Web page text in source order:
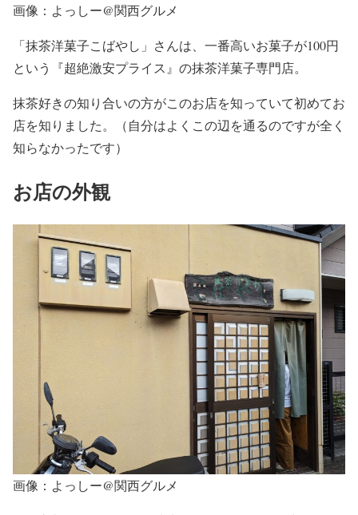
画像：よっしー@関西グルメ
「抹茶洋菓子こばやし」さんは、一番高いお菓子が100円
という『超絶激安プライス』の抹茶洋菓子専門店。
抹茶好きの知り合いの方がこのお店を知っていて初めてお
店を知りました。（自分はよくこの辺を通るのですが全く
知らなかったです）
お店の外観
画像：よっしー@関西グルメ